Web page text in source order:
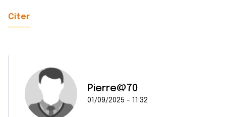
Citer
Pierre@70
01/09/2025 - 11:32